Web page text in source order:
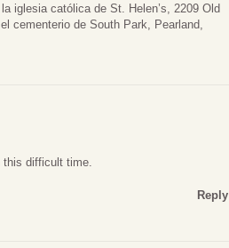
iglesia católica de St. Helen’s, 2209 Old
cementerio de South Park, Pearland,
difficult time.
Reply